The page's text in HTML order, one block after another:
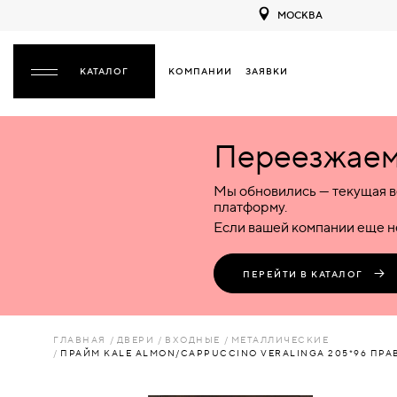
МОСКВА
КОМПАНИИ ЗАЯВКИ
НАЗАД
ПЛАСТИКОВЫЕ
КОМБИНИРОВАННЫЕ
ЛЮКИ
Межкомнатные
Деревянные
Пластиковые
Комбинированные
Входные
Металлические
Пластиковые
Стеклянные
Комбинированные
Специализированные
Металлические
Пластиковые
Стеклянные
Комбинированные
Мы обновились — текущая
платформу.
Если вашей компании еще
ПЕРЕЙТИ В КАТАЛОГ
ГЛАВНАЯ ДВЕРИ ВХОДНЫЕ
МЕТАЛЛИЧЕСКИЕ
ПРАЙМ KALE ALMON/CAPPUCCINO VERALINGA 205*96